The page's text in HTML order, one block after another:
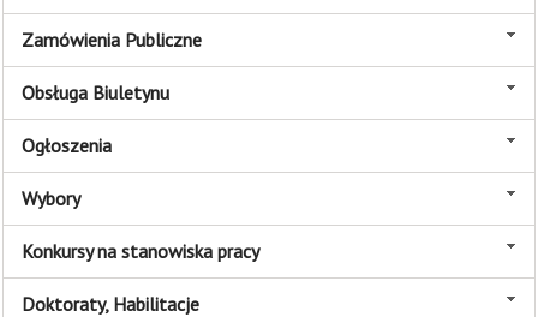
Zamówienia Publiczne
Obsługa Biuletynu
Ogłoszenia
Wybory
Konkursy na stanowiska pracy
Doktoraty, Habilitacje